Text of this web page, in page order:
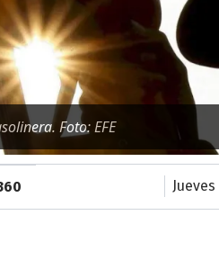
Foto: EFE